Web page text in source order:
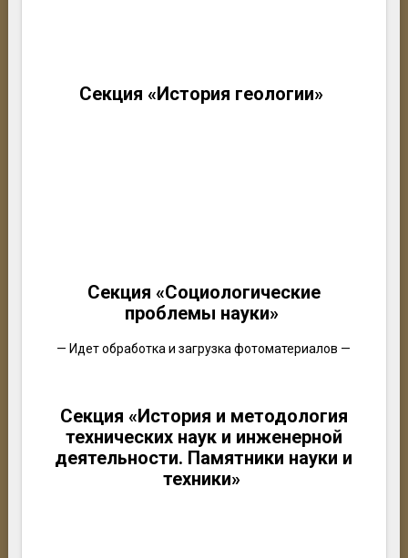
Секция «История геологии»
Секция «Социологические
проблемы науки»
— Идет обработка и загрузка фотоматериалов —
Секция «История и методология
технических наук и инженерной
деятельности. Памятники науки и
техники»